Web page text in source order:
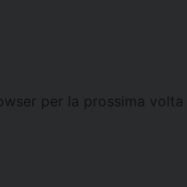
per la prossima volta